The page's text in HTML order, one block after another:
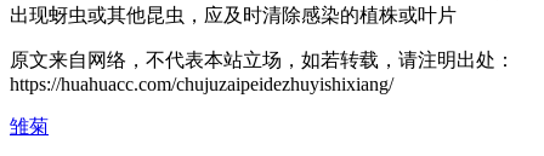
出现蚜虫或其他昆虫，应及时清除感染的植株或叶片
原文来自网络，不代表本站立场，如若转载，请注明出处：
https://huahuacc.com/chujuzaipeidezhuyishixiang/
雏菊